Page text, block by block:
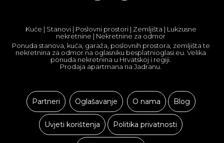
Kuće | Stanovi | Poslovni prostori | Zemljišta | Lukzusne
nekretnine | Nekretnine za odmor
Ponuda stanova, kuća, garaža, poslovnih prostora, zemljišta te
nekretnina za odmor na oglasniku besplatnioglasi.eu. Velika
ponuda nekretnina u Hrvatskoj i regiji.
Prodaja apartmana na Jadranu.
Partneri Oglašavanje O nama Blog
Uvjeti korištenja Politika privatnosti